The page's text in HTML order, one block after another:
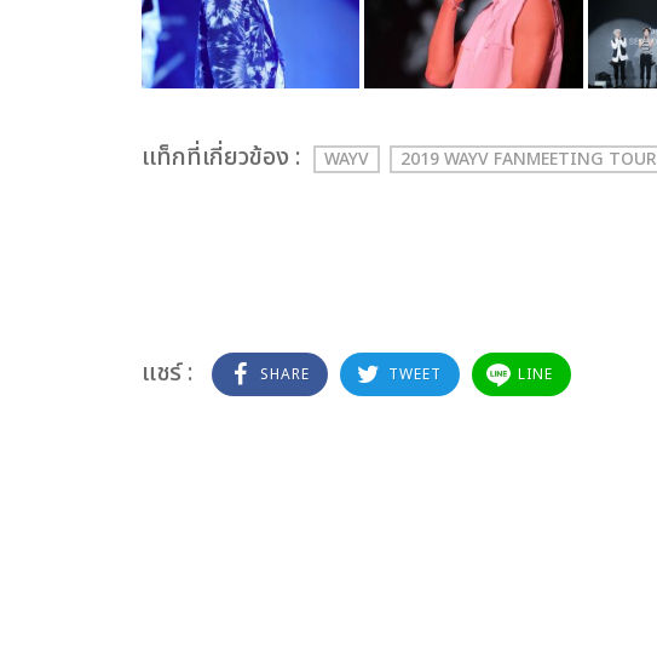
เเท็กที่เกี่ยวข้อง : WAYV 2019 WAYV FANMEETING TOUR
แชร์ : SHARE TWEET LINE